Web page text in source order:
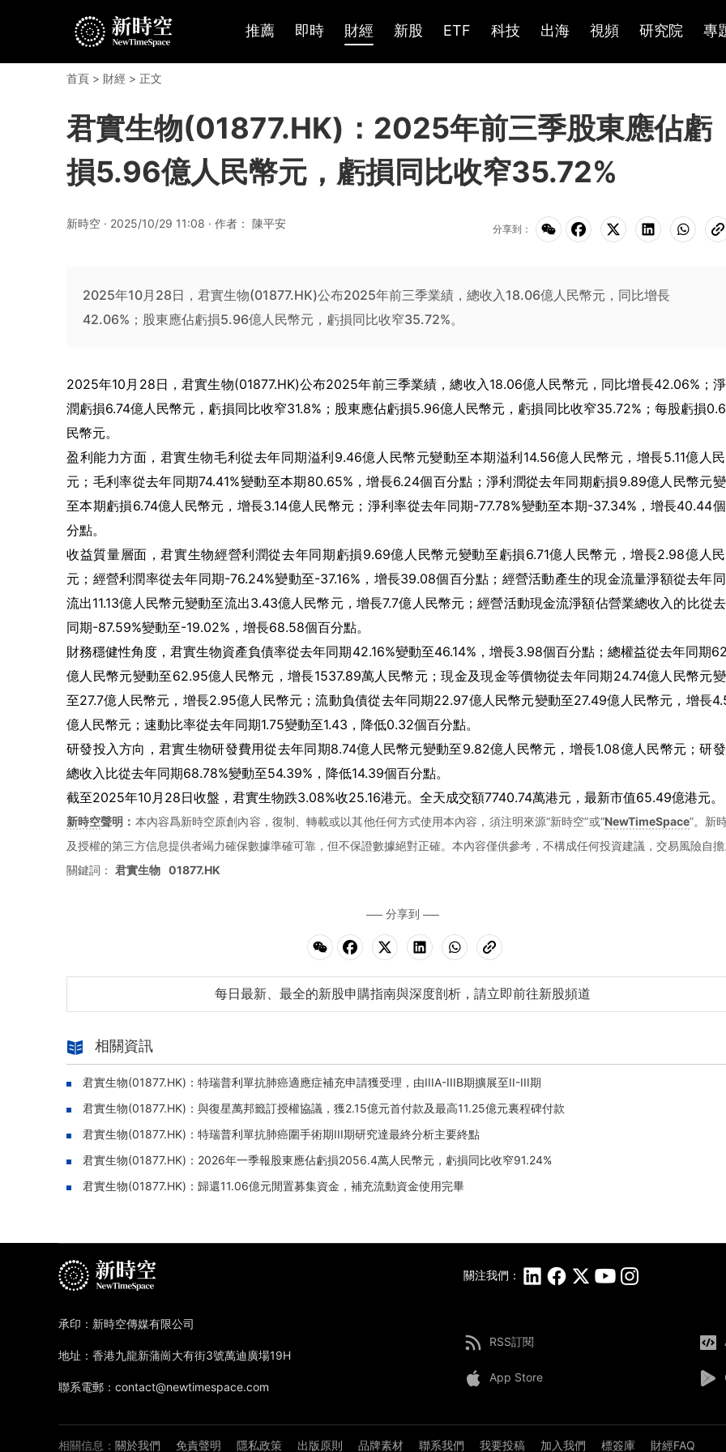
推薦 即時 財經 新股 ETF 科技 出海 視頻 研究院 專
首頁 > 財經 > 正文
君實生物(01877.HK)：2025年前三季股東應佔虧
損5.96億人民幣元，虧損同比收窄35.72%
新時空 · 2025/10/29 11:08 · 作者： 陳平安 分享到：
2025年10月28日，君實生物(01877.HK)公布2025年前三季業績，總收入18.06億人民幣元，同比增長
42.06%；股東應佔虧損5.96億人民幣元，虧損同比收窄35.72%。
2025年10月28日，君實生物(01877.HK)公布2025年前三季業績，總收入18.06億人民幣元，同比增長42.06%；
潤虧損6.74億人民幣元，虧損同比收窄31.8%；股東應佔虧損5.96億人民幣元，虧損同比收窄35.72%；每股虧損
民幣元。
盈利能力方面，君實生物毛利從去年同期溢利9.46億人民幣元變動至本期溢利14.56億人民幣元，增長5.11億人
元；毛利率從去年同期74.41%變動至本期80.65%，增長6.24個百分點；淨利潤從去年同期虧損9.89億人民幣元
至本期虧損6.74億人民幣元，增長3.14億人民幣元；淨利率從去年同期-77.78%變動至本期-37.34%，增長40.44
分點。
收益質量層面，君實生物經營利潤從去年同期虧損9.69億人民幣元變動至虧損6.71億人民幣元，增長2.98億人
元；經營利潤率從去年同期-76.24%變動至-37.16%，增長39.08個百分點；經營活動產生的現金流量淨額從去年
流出11.13億人民幣元變動至流出3.43億人民幣元，增長7.7億人民幣元；經營活動現金流淨額佔營業總收入的比從
同期-87.59%變動至-19.02%，增長68.58個百分點。
財務穩健性角度，君實生物資產負債率從去年同期42.16%變動至46.14%，增長3.98個百分點；總權益從去年同期
億人民幣元變動至62.95億人民幣元，增長1537.89萬人民幣元；現金及現金等價物從去年同期24.74億人民幣元
至27.7億人民幣元，增長2.95億人民幣元；流動負債從去年同期22.97億人民幣元變動至27.49億人民幣元，增長
億人民幣元；速動比率從去年同期1.75變動至1.43，降低0.32個百分點。
研發投入方向，君實生物研發費用從去年同期8.74億人民幣元變動至9.82億人民幣元，增長1.08億人民幣元；研
總收入比從去年同期68.78%變動至54.39%，降低14.39個百分點。
截至2025年10月28日收盤，君實生物跌3.08%收25.16港元。全天成交額7740.74萬港元，最新市值65.49億港元。
新時空聲明： 本內容爲新時空原創內容，復制、轉載或以其他任何方式使用本內容，須注明來源“新時空”或“NewTimeSpace”。新
及授權的第三方信息提供者竭力確保數據準確可靠，但不保證數據絕對正確。本內容僅供參考，不構成任何投資建議，交易風險自擔
關鍵詞： 君實生物 01877.HK
分享到
每日最新、最全的新股申購指南與深度剖析，請立即前往新股頻道
相關資訊
君實生物(01877.HK)：特瑞普利單抗肺癌適應症補充申請獲受理，由IIIA-IIIB期擴展至II-III期
君實生物(01877.HK)：與復星萬邦籤訂授權協議，獲2.15億元首付款及最高11.25億元裏程碑付款
君實生物(01877.HK)：特瑞普利單抗肺癌圍手術期III期研究達最終分析主要終點
君實生物(01877.HK)：2026年一季報股東應佔虧損2056.4萬人民幣元，虧損同比收窄91.24%
君實生物(01877.HK)：歸還11.06億元閒置募集資金，補充流動資金使用完畢
關注我們：
RSS訂閱
App Store
相關信息： 關於我們 免責聲明 隱私政策 出版原則 品牌素材 聯系我們 我要投稿 加入我們 標簽庫 財經FAQ
承印：新時空傳媒有限公司
地址：香港九龍新蒲崗大有街3號萬迪廣場19H
聯系電郵：contact@newtimespace.com